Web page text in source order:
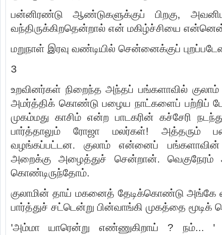
பன்னிரண்டு ஆண்டுகளுக்குப் பிறகு,
வந்திருக்கிறதென்றால் என் மகிழ்ச்சியை
மறுநாள் இரவு வண்டியில் சென்னைக்குப்
3
உறவினர்கள் நிறைந்த அந்தப் பங்களாவில்
அமர்த்திக் கொண்டு பழைய நாட்களைப் பற்றிப்
முகம்மது காசிம் என்ற பாடகரின் கச்சேரி
பார்த்தாலும் ரோஜா மலர்கள்! அத்தரும்
வழங்கப்பட்டன. குலாம் என்னைப் பங்களாவின்
அறைக்கு அழைத்துச் சென்றான். வெகுநேரம்
கொண்டிருந்தோம்.
குலாமின் தாய் மகனைத் தேடிக்கொண்டு அங்கே
பார்த்துச் சட்டென்று பின்வாங்கி முகத்தை
'அம்மா யாரென்று எண்ணுகிறாய் ? நம்... '